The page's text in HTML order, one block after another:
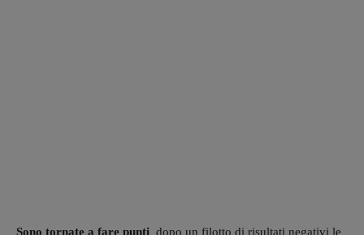
Sono tornate a fare punti dopo un filotto di risultati negativi le